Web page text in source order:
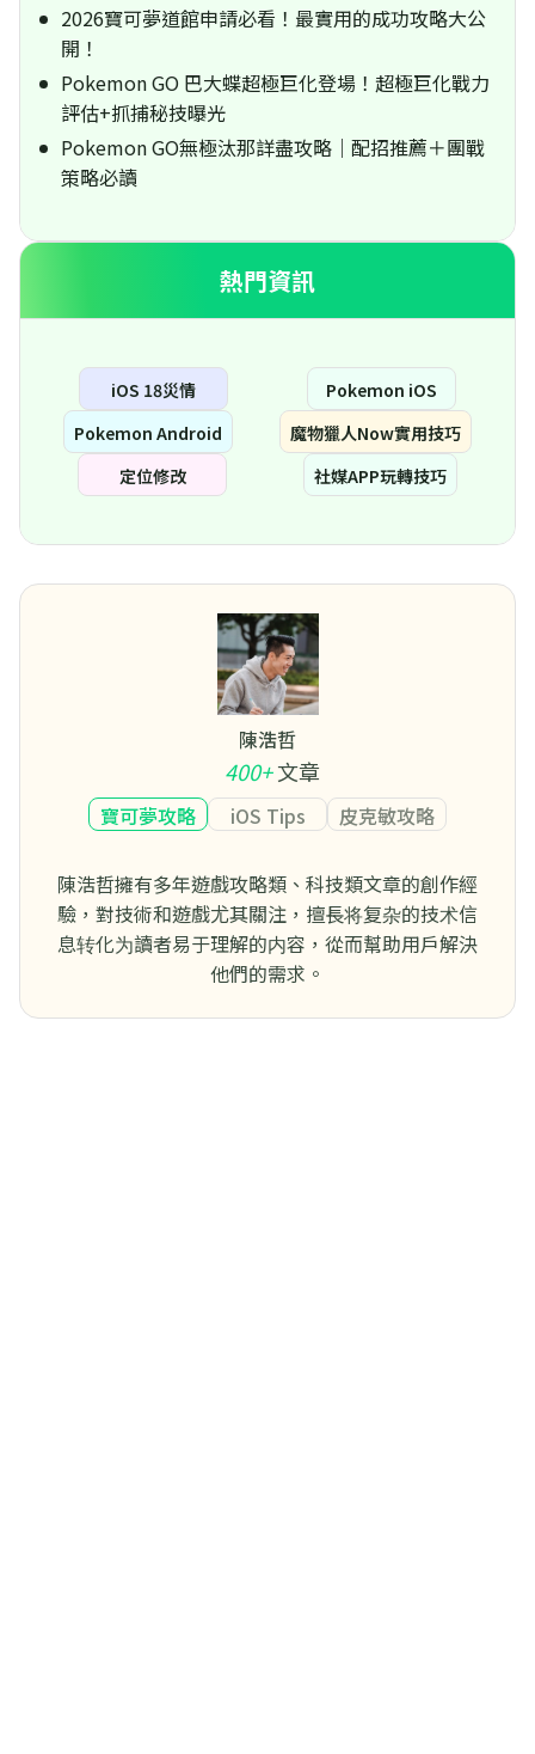
2026寶可夢道館申請必看！最實用的成功攻略大公
開！
Pokemon GO 巴大蝶超極巨化登場！超極巨化戰力
評估+抓捕秘技曝光
Pokemon GO無極汰那詳盡攻略｜配招推薦＋團戰
策略必讀
熱門資訊
iOS 18災情
Pokemon iOS
Pokemon Android
魔物獵人Now實用技巧
定位修改
社媒APP玩轉技巧
陳浩哲
400+文章
寶可夢攻略 iOS Tips 皮克敏攻略
陳浩哲擁有多年遊戲攻略類、科技類文章的創作經
驗，對技術和遊戲尤其關注，擅長将复杂的技术信
息转化为讀者易于理解的内容，從而幫助用戶解決
他們的需求。